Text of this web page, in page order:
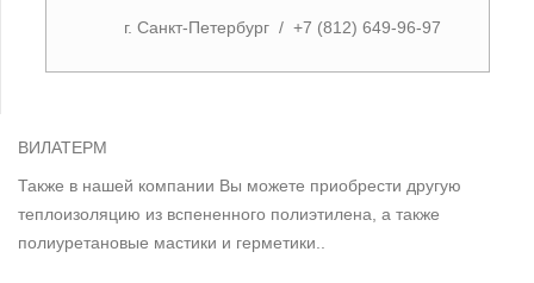
г. Санкт-Петербург / +7 (812) 649-96-97
ВИЛАТЕРМ
Также в нашей компании Вы можете приобрести другую
теплоизоляцию из вспененного полиэтилена, а также
полиуретановые мастики и герметики..